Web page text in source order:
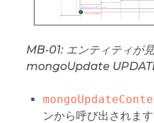
MB-01: エンティティが見
mongoUpdate
ンから呼び出されま